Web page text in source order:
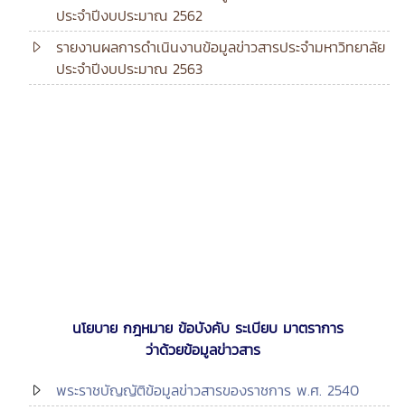
ประจำปีงบประมาณ 2562
รายงานผลการดำเนินงานข้อมูลข่าวสารประจำมหาวิทยาลัย
ประจำปีงบประมาณ 2563
นโยบาย กฎหมาย ข้อบังคับ ระเบียบ มาตราการ
ว่าด้วยข้อมูลข่าวสาร
พระราชบัญญัติข้อมูลข่าวสารของราชการ พ.ศ. 2540